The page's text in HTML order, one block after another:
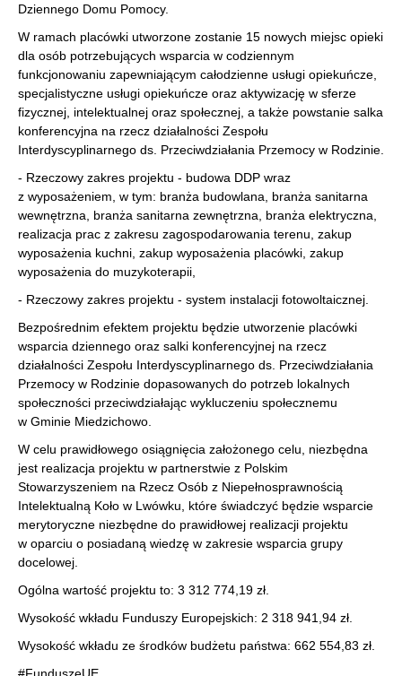
Dziennego Domu Pomocy.
W ramach placówki utworzone zostanie 15 nowych miejsc opieki
dla osób potrzebujących wsparcia w codziennym
funkcjonowaniu zapewniającym całodzienne usługi opiekuńcze,
specjalistyczne usługi opiekuńcze oraz aktywizację w sferze
fizycznej, intelektualnej oraz społecznej, a także powstanie salka
konferencyjna na rzecz działalności Zespołu
Interdyscyplinarnego ds. Przeciwdziałania Przemocy w Rodzinie.
- Rzeczowy zakres projektu - budowa DDP wraz
z wyposażeniem, w tym: branża budowlana, branża sanitarna
wewnętrzna, branża sanitarna zewnętrzna, branża elektryczna,
realizacja prac z zakresu zagospodarowania terenu, zakup
wyposażenia kuchni, zakup wyposażenia placówki, zakup
wyposażenia do muzykoterapii,
- Rzeczowy zakres projektu - system instalacji fotowoltaicznej.
Bezpośrednim efektem projektu będzie utworzenie placówki
wsparcia dziennego oraz salki konferencyjnej na rzecz
działalności Zespołu Interdyscyplinarnego ds. Przeciwdziałania
Przemocy w Rodzinie dopasowanych do potrzeb lokalnych
społeczności przeciwdziałając wykluczeniu społecznemu
w Gminie Miedzichowo.
W celu prawidłowego osiągnięcia założonego celu, niezbędna
jest realizacja projektu w partnerstwie z Polskim
Stowarzyszeniem na Rzecz Osób z Niepełnosprawnością
Intelektualną Koło w Lwówku, które świadczyć będzie wsparcie
merytoryczne niezbędne do prawidłowej realizacji projektu
w oparciu o posiadaną wiedzę w zakresie wsparcia grupy
docelowej.
Ogólna wartość projektu to: 3 312 774,19 zł.
Wysokość wkładu Funduszy Europejskich: 2 318 941,94 zł.
Wysokość wkładu ze środków budżetu państwa: 662 554,83 zł.
#FunduszeUE